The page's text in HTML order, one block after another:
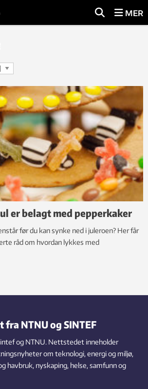
MER
er belagt med pepperkaker
før du kan synke ned i juleroen? Her får
råd om hvordan lykkes med
NTNU og SINTEF
og NTNU. Nettstedet inneholder
om teknologi, energi og miljø,
havbruk, nyskaping, helse, samfunn og